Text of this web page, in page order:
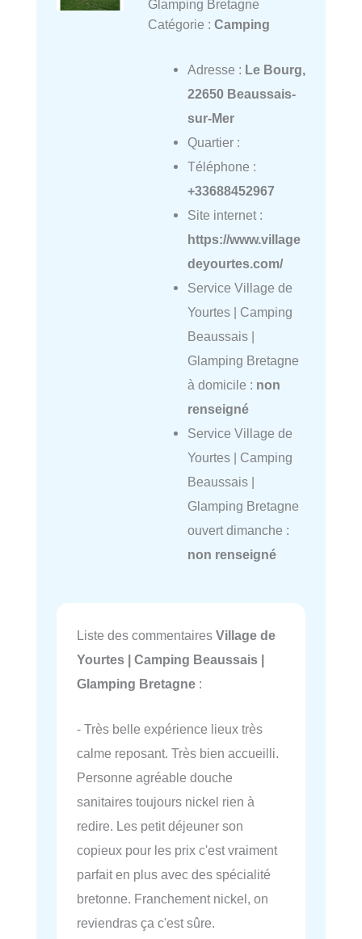
Glamping Bretagne
Catégorie : Camping
Adresse : Le Bourg,
22650 Beaussais-
sur-Mer
Quartier :
Téléphone :
+33688452967
Site internet :
https://www.village
deyourtes.com/
Service Village de
Yourtes | Camping
Beaussais |
Glamping Bretagne
à domicile : non
renseigné
Service Village de
Yourtes | Camping
Beaussais |
Glamping Bretagne
ouvert dimanche :
non renseigné
Liste des commentaires Village de
Yourtes | Camping Beaussais |
Glamping Bretagne :
- Très belle expérience lieux très
calme reposant. Très bien accueilli.
Personne agréable douche
sanitaires toujours nickel rien à
redire. Les petit déjeuner son
copieux pour les prix c'est vraiment
parfait en plus avec des spécialité
bretonne. Franchement nickel, on
reviendras ça c'est sûre.